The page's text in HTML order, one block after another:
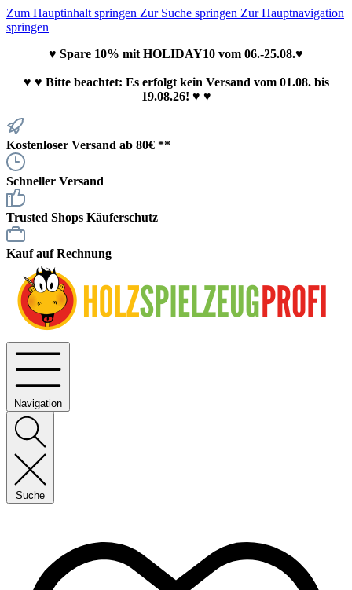
Zum Hauptinhalt springen Zur Suche springen Zur Hauptnavigation
springen
♥ Spare 10% mit HOLIDAY10 vom 06.-25.08.♥
♥ ♥ Bitte beachtet: Es erfolgt kein Versand vom 01.08. bis
19.08.26! ♥ ♥
Kostenloser Versand ab 80€ **
Schneller Versand
Trusted Shops Käuferschutz
Kauf auf Rechnung
Navigation
Suche